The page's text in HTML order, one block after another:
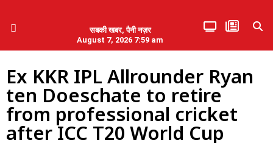
सबकी खबर, पैनी नज़र
August 7, 2026 7:59 am
Ex KKR IPL Allrounder Ryan
ten Doeschate to retire
from professional cricket
after ICC T20 World Cup